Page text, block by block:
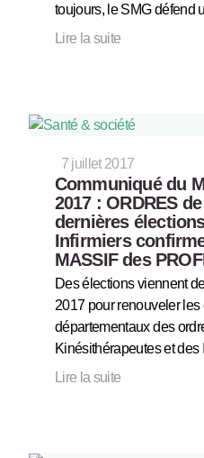
toujours, le SMG défend
Lire la suite
7 juillet 2017
Communiqué du
2017 : ORDRES
dernières
Infirmiers
MASSIF des
Des élections viennent
2017 pour renouveler les
départementaux des
Kinésithérapeutes et
Lire la suite